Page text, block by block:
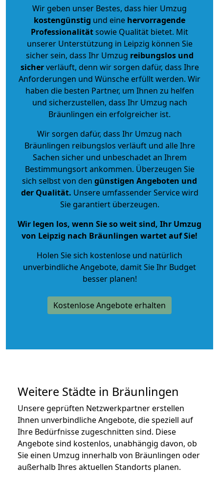
Wir geben unser Bestes, dass hier Umzug
kostengünstig und eine hervorragende
Professionalitätsowie Qualität bietet. Mit
unserer Unterstützung in Leipzig können Sie
sicher sein, dass Ihr Umzug reibungslos und
sicherverläuft, denn wir sorgen dafür, dass Ihre
Anforderungen und Wünsche erfüllt werden. Wir
haben die besten Partner, um Ihnen zu helfen
und sicherzustellen, dass Ihr Umzug nach
Bräunlingen ein erfolgreicher ist.
Wir sorgen dafür, dass Ihr Umzug nach
Bräunlingen reibungslos verläuft und alle Ihre
Sachen sicher und unbeschadet an Ihrem
Bestimmungsort ankommen. Überzeugen Sie
sich selbst von den günstigen Angeboten und
der Qualität. Unsere umfassender Service wird
Sie garantiert überzeugen.
Wir legen los, wenn Sie so weit sind, Ihr Umzug
von Leipzig nach Bräunlingen wartet auf Sie!
Holen Sie sich kostenlose und natürlich
unverbindliche Angebote, damit Sie Ihr Budget
besser planen!
Kostenlose Angebote erhalten
Weitere Städte in Bräunlingen
Unsere geprüften Netzwerkpartner erstellen
Ihnen unverbindliche Angebote, die speziell auf
Ihre Bedürfnisse zugeschnitten sind. Diese
Angebote sind kostenlos, unabhängig davon, ob
Sie einen Umzug innerhalb von Bräunlingen oder
außerhalb Ihres aktuellen Standorts planen.